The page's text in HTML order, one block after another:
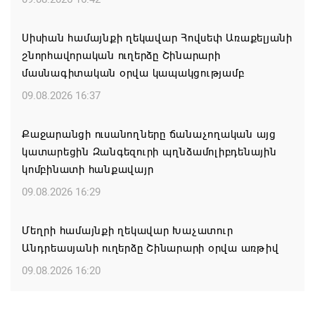
Սիսիան համայնքի ղեկավար Հովսեփ Առաքելյանի
շնորհավորական ուղերձը Շինարարի
մասնագիտական օրվա կապակցությամբ
09.08.2026 16:37
Քաջարանցի ուսանողները ճանաչողական այց
կատարեցին Զանգեզուրի պղնձամոլիբդենային
կոմբինատի հանքավայր
09.08.2026 16:29
Մեղրի համայնքի ղեկավար Խաչատուր
Անդրեասյանի ուղերձը Շինարարի օրվա առթիվ
09.08.2026 16:20